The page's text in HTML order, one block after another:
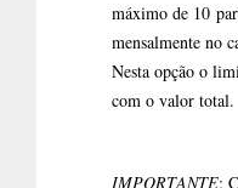
máximo de 10
mensalmente no
Nesta opção o
com o valor total.
IMPORTANTE: